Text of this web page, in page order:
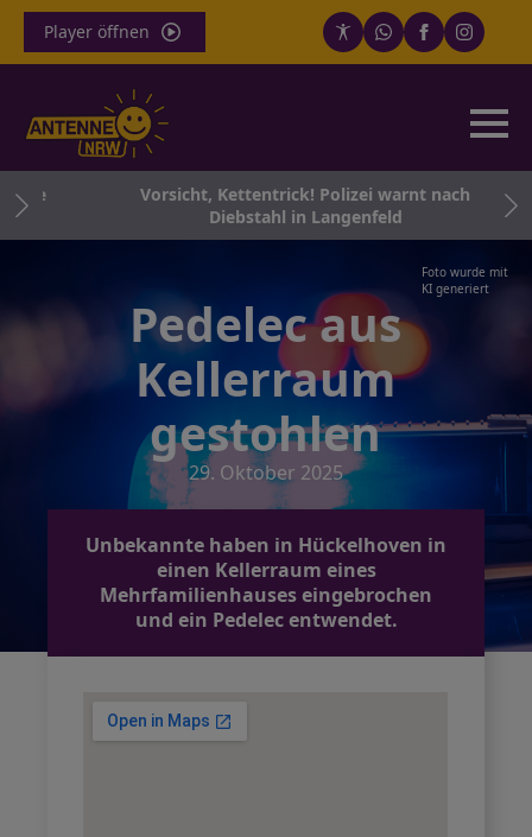
Player öffnen
Vorsicht, Kettentrick! Polizei warnt nach
Diebstahl in Langenfeld
Foto wurde mit
KI generiert
Pedelec aus
Kellerraum
gestohlen
29. Oktober 2025
Unbekannte haben in Hückelhoven in
einen Kellerraum eines
Mehrfamilienhauses eingebrochen
und ein Pedelec entwendet.